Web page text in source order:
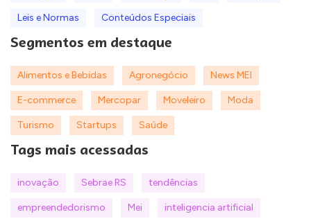
Leis e Normas Conteúdos Especiais
Segmentos em destaque
Alimentos e Bebidas Agronegócio News MEI
E-commerce Mercopar Moveleiro Moda
Turismo Startups Saúde
Tags mais acessadas
inovação Sebrae RS tendências
empreendedorismo Mei inteligencia artificial